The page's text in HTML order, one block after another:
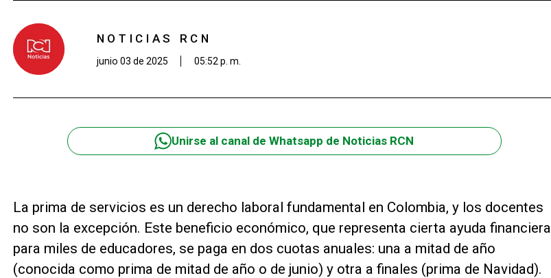
NOTICIAS RCN
junio 03 de 2025 05:52 p. m.
Unirse al canal de Whatsapp de Noticias RCN
La prima de servicios es un derecho laboral fundamental en Colombia, y los docentes
no son la excepción. Este beneficio económico, que representa cierta ayuda financiera
para miles de educadores, se paga en dos cuotas anuales: una a mitad de año
(conocida como prima de mitad de año o de junio) y otra a finales (prima de Navidad).